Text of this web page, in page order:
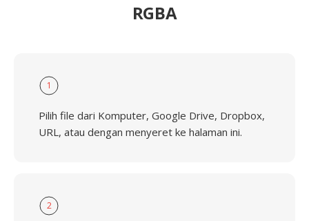
RGBA
1
Pilih file dari Komputer, Google Drive, Dropbox,
URL, atau dengan menyeret ke halaman ini.
2